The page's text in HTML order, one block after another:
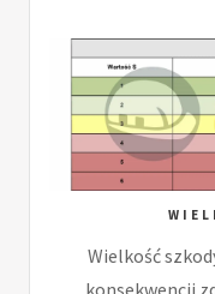
Wielkość